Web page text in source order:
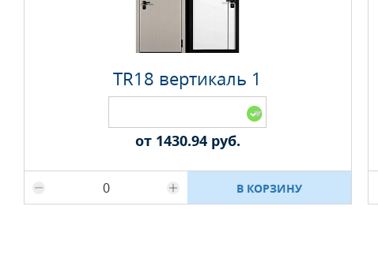
TR18 вертикаль 1
В КОРЗИНУ
от 1430.94 руб.